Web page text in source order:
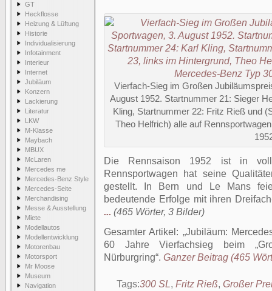
GT
Heckflosse
Heizung & Lüftung
Historie
Individualisierung
Infotainment
Interieur
Internet
Jubiläum
Konzern
Lackierung
Literatur
LKW
M-Klasse
Maybach
MBUX
McLaren
Mercedes me
Mercedes-Benz Style
Mercedes-Seite
Merchandising
Messe & Ausstellung
Miete
Modellautos
Modellentwicklung
Motorenbau
Motorsport
Mr Moose
Museum
Navigation
Vierfach-Sieg im Großen
August 1952. Startnummer 21: Sieger
Kling, Startnummer 22: Fritz Rieß und
Theo Helfrich) alle auf
Die Rennsaison 1952 ist in
Rennsportwagen hat seine
gestellt. In Bern und Le Mans
bedeutende Erfolge mit ihren
... (465 Wörter, 3 Bilder)
Gesamter Artikel:
Jubiläum:
60 Jahre Vierfachsieg beim
Nürburgring . Ganzer Beitrag (465
Tags:300 SL, Fritz Rieß, Großer